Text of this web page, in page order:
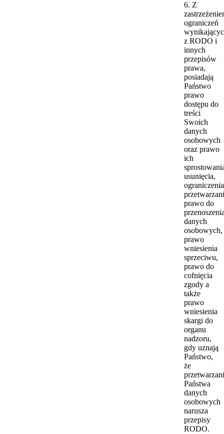
6. Z
ograniczeń
z RODO i
innych
przepisów
prawa,
posiadają
Państwo
prawo
dostępu do
treści
Swoich
danych
osobowych
oraz prawo
ich
usunięcia,
ograniczenia
prawo do
danych
osobowych,
prawo
wniesienia
sprzeciwu,
prawo do
cofnięcia
zgody a
także
prawo
wniesienia
skargi do
organu
nadzoru,
gdy uznają
Państwo,
że
Państwa
danych
osobowych
narusza
przepisy
RODO.